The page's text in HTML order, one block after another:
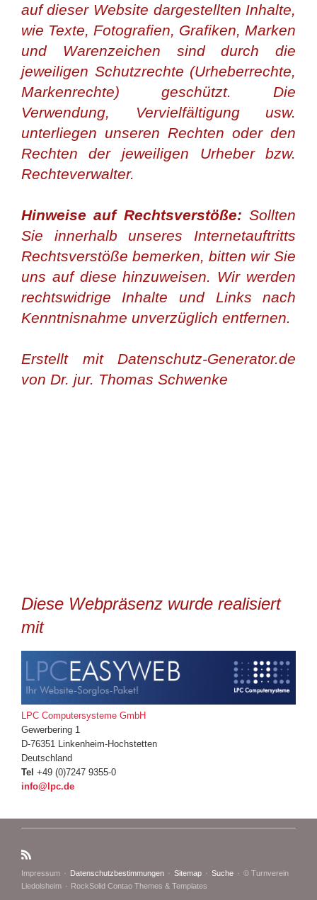
auf dieser Website dargestellten Inhalte,
wie Texte, Fotografien, Grafiken, Marken
und Warenzeichen sind durch die
jeweiligen Schutzrechte (Urheberrechte,
Markenrechte) geschützt. Die
Verwendung, Vervielfältigung usw.
unterliegen unseren Rechten oder den
Rechten der jeweiligen Urheber bzw.
Rechteverwalter.
Hinweise auf Rechtsverstöße: Sollten
Sie innerhalb unseres Internetauftritts
Rechtsverstöße bemerken, bitten wir Sie
uns auf diese hinzuweisen. Wir werden
rechtswidrige Inhalte und Links nach
Kenntnisnahme unverzüglich entfernen.
Erstellt mit Datenschutz-Generator.de
von Dr. jur. Thomas Schwenke
Diese Webpräsenz wurde realisiert
mit
LPC Computersysteme GmbH
Gewerbering 1
D-76351 Linkenheim-Hochstetten
Deutschland
Tel +49 (0)7247 9355-0
info@lpc.de
Navigation
überspringen
Impressum Datenschutzbestimmungen Sitemap Suche
© Turnverein
Liedolsheim
RockSolid Contao Themes & Templates